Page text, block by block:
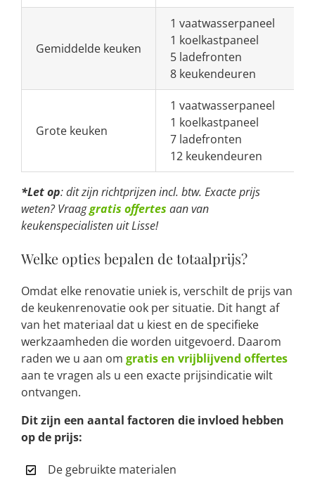
Gemiddelde keuken
1 vaatwasserpaneel
1 koelkastpaneel
5 ladefronten
8 keukendeuren
Grote keuken
1 vaatwasserpaneel
1 koelkastpaneel
7 ladefronten
12 keukendeuren
*Let op: dit zijn richtprijzen incl. btw. Exacte prijs
weten? Vraaggratis offertes aan van
keukenspecialisten uit Lisse!
Welke opties bepalen de totaalprijs?
Omdat elke renovatie uniek is, verschilt de prijs van
de keukenrenovatie ook per situatie. Dit hangt af
van het materiaal dat u kiest en de specifieke
werkzaamheden die worden uitgevoerd. Daarom
raden we u aan om gratis en vrijblijvend offertes
aan te vragen als u een exacte prijsindicatie wilt
ontvangen.
Dit zijn een aantal factoren die invloed hebben
op de prijs:
De gebruikte materialen